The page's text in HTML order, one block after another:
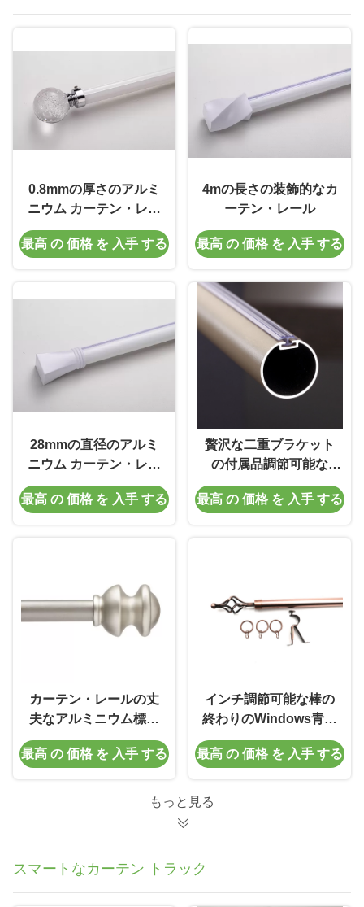
0.8mmの厚さのアルミ
ニウム カーテン・レー
ル
最高 の 価格 を 入手 する
4mの長さの装飾的なカ
ーテン・レール
最高 の 価格 を 入手 する
28mmの直径のアルミ
ニウム カーテン・レー
ル
最高 の 価格 を 入手 する
贅沢な二重ブラケット
の付属品調節可能な
28mmのアルミ合金の
カーテン・レール
最高 の 価格 を 入手 する
カーテン・レールの丈
夫なアルミニウム標準
の装飾的な窓カーテン
の管
最高 の 価格 を 入手 する
インチ調節可能な棒の
終わりのWindows青銅
色のカーテン・レール
28から48
最高 の 価格 を 入手 する
もっと見る
スマートなカーテン トラック